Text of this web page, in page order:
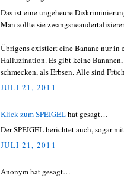
Das ist eine ungeheure
Man sollte sie
Übrigens existiert eine Banane nur in
Halluzination. Es gibt keine
schmecken, als Erbsen. Alle sind
JULI 21, 2011
Klick zum SPEIGELhat gesagt…
Der SPEIGEL berichtet auch, sogar
JULI 21, 2011
Anonym hat gesagt…